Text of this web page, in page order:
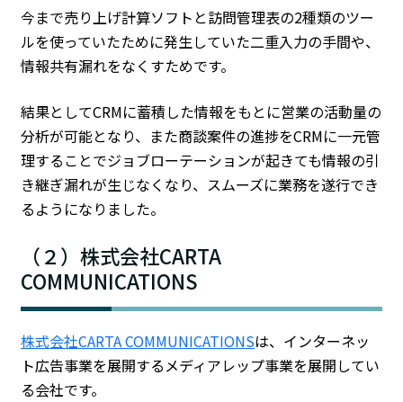
今まで売り上げ計算ソフトと訪問管理表の2種類のツー
ルを使っていたために発生していた二重入力の手間や、
情報共有漏れをなくすためです。
結果としてCRMに蓄積した情報をもとに営業の活動量の
分析が可能となり、また商談案件の進捗をCRMに一元管
理することでジョブローテーションが起きても情報の引
き継ぎ漏れが生じなくなり、スムーズに業務を遂行でき
るようになりました。
（２）株式会社CARTA
COMMUNICATIONS
株式会社CARTA COMMUNICATIONSは、インターネッ
ト広告事業を展開するメディアレップ事業を展開してい
る会社です。